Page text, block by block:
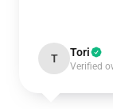
T Tori
Verified